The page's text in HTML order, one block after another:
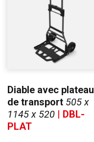
Diable avec plateau
de transport 505 x
1145 x 520 | DBL-
PLAT